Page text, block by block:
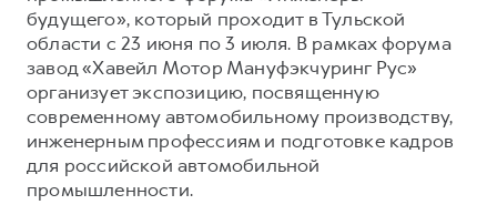
POER
от 3 449 000 ₽
КОРПОРАТИВНЫМ КЛИЕНТАМ
Для малого бизнеса
Корпоративным клиентам
Крупным корпоративным клиентам
Система управления автопарком GWM Fleet
Сервис для корпоративных клиентов
Гарантия HAVAL
Мобильное приложение GWM
Программа «HAVAL Защита+»
Руководства по эксплуатации
Подписки
будущего», который проходит в Тульской
области с 23 июня по 3 июля. В рамках форума
завод «Хавейл Мотор Мануфэкчуринг Рус»
организует экспозицию, посвященную
современному автомобильному производству,
инженерным профессиям и подготовке кадров
для российской автомобильной
промышленности.